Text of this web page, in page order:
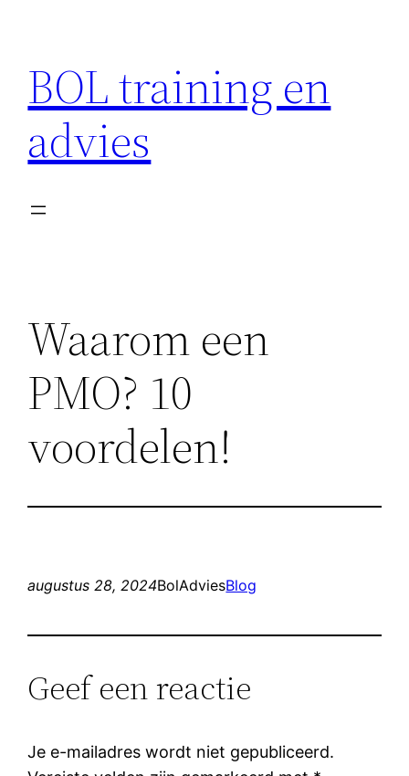
inhoud
BOL training en
advies
Waarom een
PMO? 10
voordelen!
augustus 28, 2024BolAdviesBlog
Geef een reactie
Je e-mailadres wordt niet gepubliceerd.